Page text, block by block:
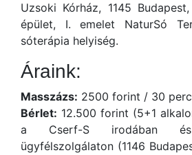
Uzsoki Kórház, 1145
épület, I. emelet NaturSó
sóterápia helyiség.
Áraink:
Masszázs: 2500 forint / 30 perc
Bérlet: 12.500 forint (5+1
a Cserf-S irodában
ügyfélszolgálaton (1146